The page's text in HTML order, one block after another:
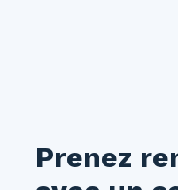
Prenez